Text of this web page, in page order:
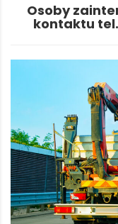
Osoby
kontaktu tel.